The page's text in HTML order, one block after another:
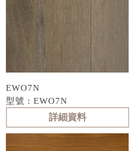
EWO7N
型號 : EWO7N
詳細資料